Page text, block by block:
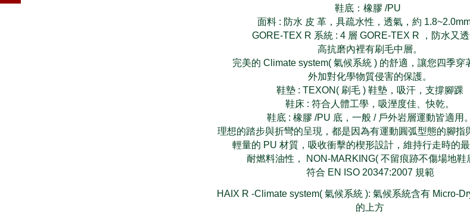
鞋底：橡膠 /PU
面料 : 防水 皮 革，具疏水性，透氣，約
GORE-TEX R 系統 : 4 層 GORE-TEX R ，防水又透
高抗磨內裡有刷毛中層。
完美的 Climate system( 氣候系統 ) 的舒適，讓您四季穿
外加對化學物質侵害的保護。
鞋墊 : TEXON( 刷毛 ) 鞋墊，吸汗，支撐腳踝
鞋床 : 符合人體工學，吸溼度佳、快乾。
鞋底 : 橡膠 /PU 底，一般 / 戶外岩層運動皆適用。
理想的踏步與折彎的呈現，都是因為有運動圓弧型態的腳指
輕量的 PU 材質，吸收衝擊的楔形設計，維持行走時的最
耐燃料油性， NON-MARKING( 不留痕跡不傷場地鞋
符合 EN ISO 20347:2007 規範
HAIX R -Climate system( 氣候系統 ): 氣候系統含有 Micro-
的上方